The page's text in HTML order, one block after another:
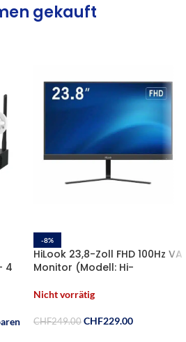
gekauft
4
-8%
HiLook 23,8-Zoll FHD 100Hz VA
Monitor (Modell: Hi-
Nicht vorrätig
CHF249.00 CHF229.00